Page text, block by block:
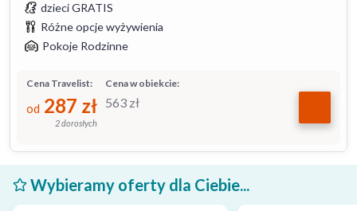
dzieci GRATIS
Różne opcje wyżywienia
Pokoje Rodzinne
Cena w obiekcie:
563 zł
Cena Travelist:
od 287 zł
2 dorosłych
Wybieramy oferty dla Ciebie...